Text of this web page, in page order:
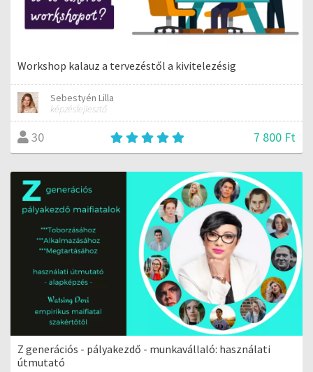
Workshop kalauz a tervezéstől a kivitelezésig
Sebestyén Lilla
képzésfejlesztő
30 7 800 Ft
Z generációs - pályakezdő - munkavállaló: használati
útmutató